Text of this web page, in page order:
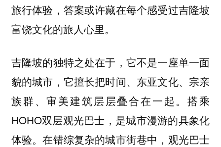
旅行体验，答案或许藏在每个感受过吉隆坡
富饶文化的旅人心里。
吉隆坡的独特之处在于，它不是一座单一面
貌的城市，它擅长把时间、东亚文化、宗亲
族群、审美建筑层层叠合在一起。搭乘
HOHO双层观光巴士，是城市漫游的具象化
体验。在错综复杂的城市街巷中，观光巴士